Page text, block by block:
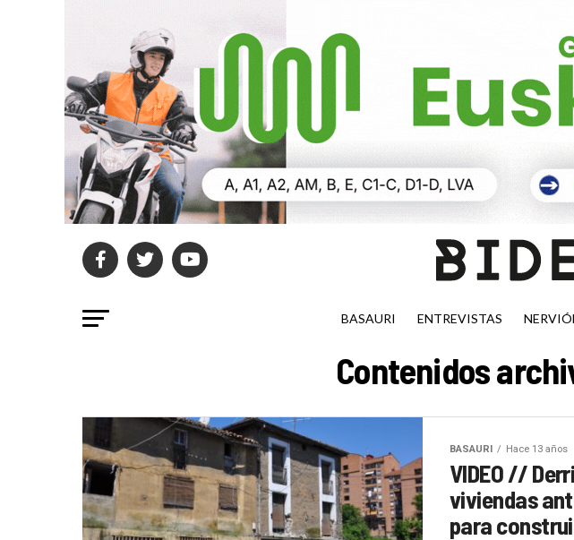
BASAURI ENTREVISTAS
Contenidos
BASAURI Hace 13 años
VIDEO //
viviendas
para